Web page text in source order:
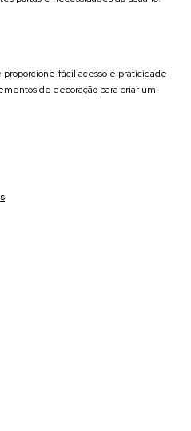
fácil acesso e praticidade
de decoração para criar um